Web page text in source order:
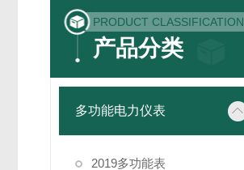
PRODUCT CLASSIFICATION
产品分类
多功能电力仪表
2019多功能表